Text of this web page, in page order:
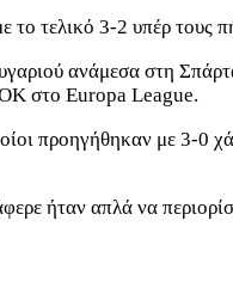
τελικό 3-2 υπέρ τους
ανάμεσα στη
στο Europa League.
προηγήθηκαν με 3-0
ήταν απλά να